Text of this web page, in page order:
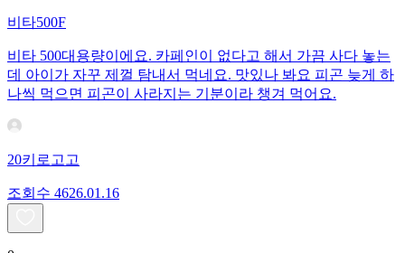
비타500F
비타 500대용량이에요. 카페인이 없다고 해서 가끔 사다 놓는
데 아이가 자꾸 제껄 탐내서 먹네요. 맛있나 봐요 피곤 늦게 하
나씩 먹으면 피곤이 사라지는 기분이라 챙겨 먹어요.
20키로고고
조회수 4626.01.16